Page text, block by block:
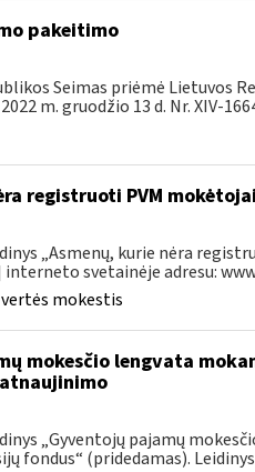
pakeitimo
Seimas priėmė Lietuvos
m. gruodžio 13 d. Nr. XIV-
registruoti PVM
„Asmenų, kurie nėra
svetainėje adresu:
mokestis
mokesčio lengvata
„Gyventojų pajamų
fondus“ (pridedamas).